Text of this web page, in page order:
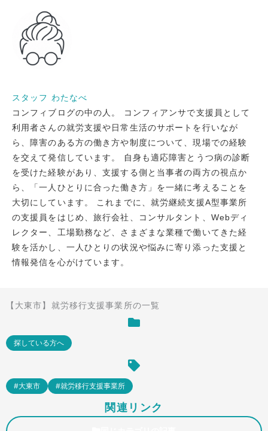
スタッフ わたなべ
コンフィブログの中の人。 コンフィアンサで支援員として
利用者さんの就労支援や日常生活のサポートを行いなが
ら、障害のある方の働き方や制度について、現場での経験
を交えて発信しています。 自身も適応障害とうつ病の診断
を受けた経験があり、支援する側と当事者の両方の視点か
ら、「一人ひとりに合った働き方」を一緒に考えることを
大切にしています。 これまでに、就労継続支援A型事業所
の支援員をはじめ、旅行会社、コンサルタント、Webディ
レクター、工場勤務など、さまざまな業種で働いてきた経
験を活かし、一人ひとりの状況や悩みに寄り添った支援と
情報発信を心がけています。
【大東市】就労移行支援事業所の一覧
探している方へ
#大東市 #就労移行支援事業所
関連リンク